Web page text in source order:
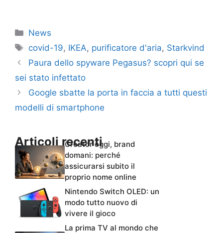
Categorie
News
Tag
covid-19, IKEA, purificatore d'aria, Starkvind
Paura dello spyware Pegasus? scopri qui se
sei stato infettato
Google sbatte la porta in faccia a tutti questi
modelli di smartphone
Articoli recenti
Creator oggi, brand
domani: perché
assicurarsi subito il
proprio nome online
Nintendo Switch OLED: un
modo tutto nuovo di
vivere il gioco
La prima TV al mondo che